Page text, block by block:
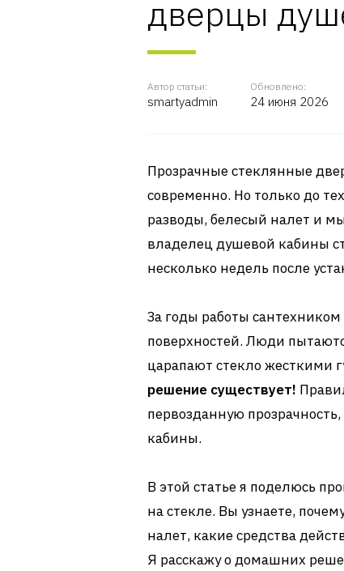
дверцы
Автор статьи:
smartyadmin
Обновлено:
24 июня 2026
Прозрачные стеклянные
современно. Но только до
разводы, белесый налет и
владелец душевой кабины
несколько недель после
За годы работы
поверхностей. Люди
царапают стекло жесткими
решение существует!
первозданную
кабины.
В этой статье я поделюсь
на стекле. Вы узнаете,
налет, какие средства
Я расскажу о домашних